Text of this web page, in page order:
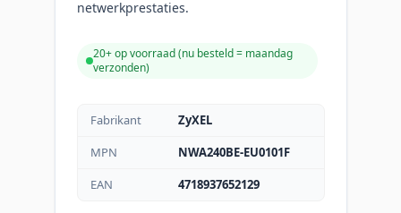
netwerkprestaties.
20+ op voorraad (nu besteld = maandag
verzonden)
Fabrikant
ZyXEL
MPN
NWA240BE-EU0101F
EAN
4718937652129